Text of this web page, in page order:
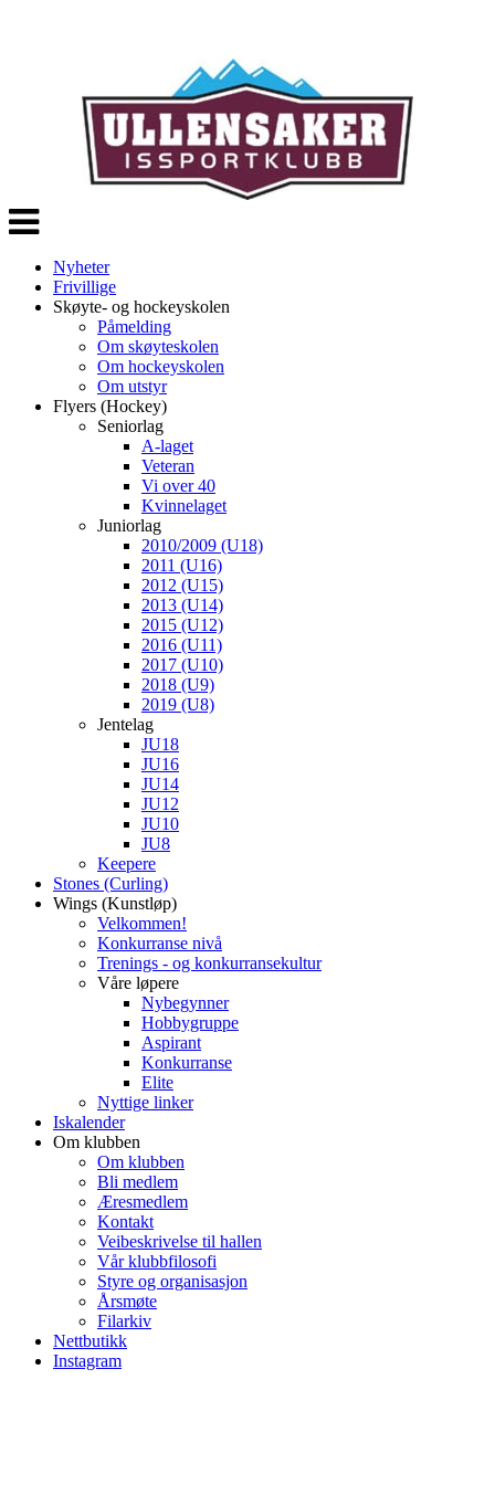
Veksle
navigasjon
Nyheter
Frivillige
Skøyte- og hockeyskolen
Påmelding
Om skøyteskolen
Om hockeyskolen
Om utstyr
Flyers (Hockey)
Seniorlag
A-laget
Veteran
Vi over 40
Kvinnelaget
Juniorlag
2010/2009 (U18)
2011 (U16)
2012 (U15)
2013 (U14)
2015 (U12)
2016 (U11)
2017 (U10)
2018 (U9)
2019 (U8)
Jentelag
JU18
JU16
JU14
JU12
JU10
JU8
Keepere
Stones (Curling)
Wings (Kunstløp)
Velkommen!
Konkurranse nivå
Trenings - og konkurransekultur
Våre løpere
Nybegynner
Hobbygruppe
Aspirant
Konkurranse
Elite
Nyttige linker
Iskalender
Om klubben
Om klubben
Bli medlem
Æresmedlem
Kontakt
Veibeskrivelse til hallen
Vår klubbfilosofi
Styre og organisasjon
Årsmøte
Filarkiv
Nettbutikk
Instagram